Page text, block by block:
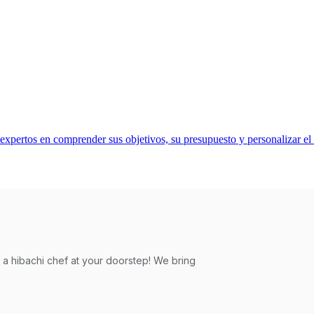
en comprender sus objetivos, su presupuesto y personalizar